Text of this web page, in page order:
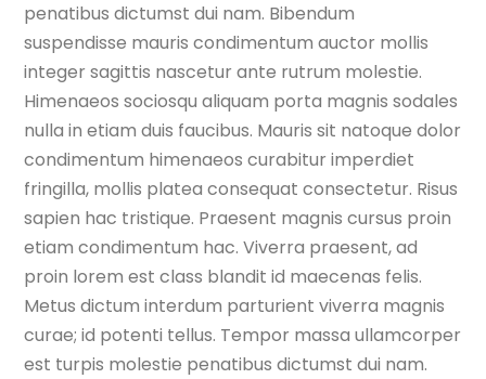
penatibus dictumst dui nam. Bibendum
suspendisse mauris condimentum auctor mollis
integer sagittis nascetur ante rutrum molestie.
Himenaeos sociosqu aliquam porta magnis sodales
nulla in etiam duis faucibus. Mauris sit natoque dolor
condimentum himenaeos curabitur imperdiet
fringilla, mollis platea consequat consectetur. Risus
sapien hac tristique. Praesent magnis cursus proin
etiam condimentum hac. Viverra praesent, ad
proin lorem est class blandit id maecenas felis.
Metus dictum interdum parturient viverra magnis
curae; id potenti tellus. Tempor massa ullamcorper
est turpis molestie penatibus dictumst dui nam.